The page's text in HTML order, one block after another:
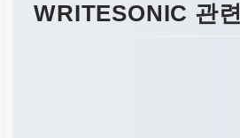
WRITESONIC 관